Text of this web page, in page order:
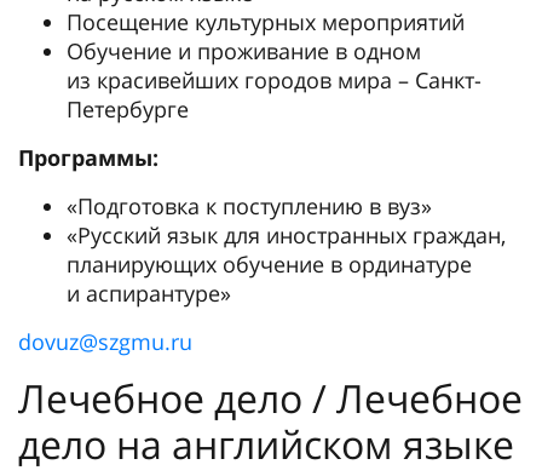
Посещение культурных мероприятий
Обучение и проживание в одном
из красивейших городов мира – Санкт-
Петербурге
Программы:
«Подготовка к поступлению в вуз»
«Русский язык для иностранных граждан,
планирующих обучение в ординатуре
и аспирантуре»
dovuz@szgmu.ru
Лечебное дело / Лечебное
дело на английском языке